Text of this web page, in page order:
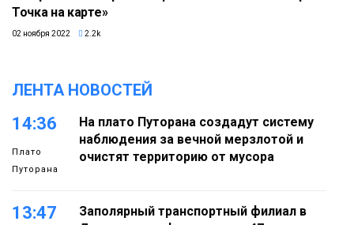
Точка на карте»
02 ноября 2022 2.2k
ЛЕНТА НОВОСТЕЙ
14:36
Плато
Путорана
На плато Путорана создадут систему
наблюдения за вечной мерзлотой и
очистят территорию от мусора
13:47
Заполярный транспортный филиал в